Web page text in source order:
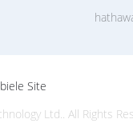
Site
Ltd.. All Rights